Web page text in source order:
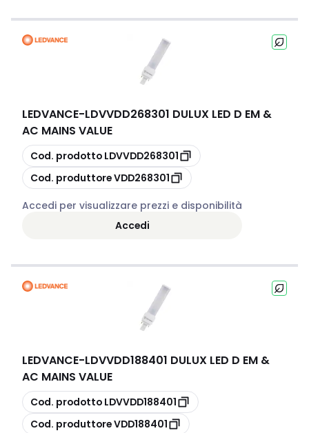
LEDVANCE-LDVVDD268301 DULUX LED D EM &
AC MAINS VALUE
copia
Cod. prodotto LDVVDD268301
copia
Cod. produttoreVDD268301
Accedi per visualizzare prezzi e disponibilità
Accedi
LEDVANCE-LDVVDD188401 DULUX LED D EM &
AC MAINS VALUE
copia
Cod. prodotto LDVVDD188401
copia
Cod. produttoreVDD188401